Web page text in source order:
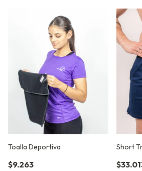
Toalla Deportiva
$9.263
Short